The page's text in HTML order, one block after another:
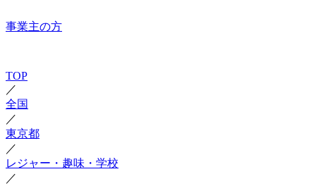
事業主の方
TOP
／
全国
／
東京都
／
レジャー・趣味・学校
／